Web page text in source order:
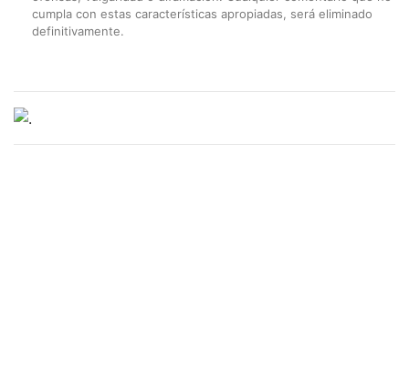
cumpla con estas características apropiadas, será eliminado
definitivamente.